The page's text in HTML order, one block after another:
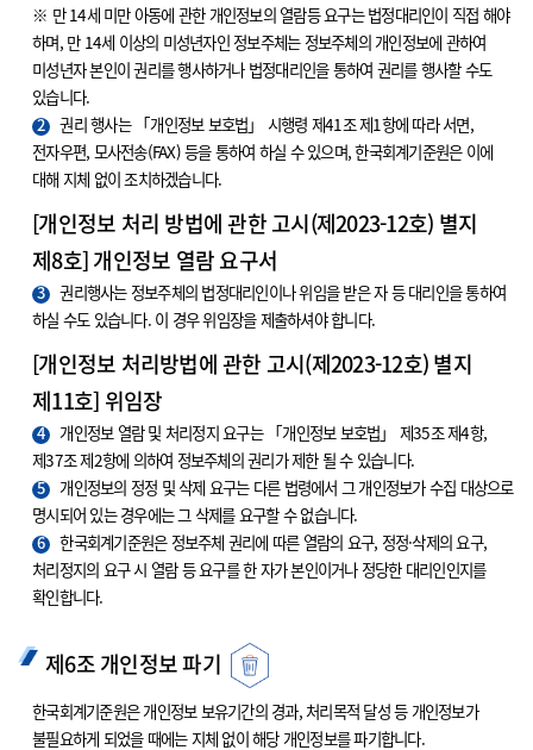
※ 만 14세 미만 아동에 관한 개인정보의 열람등 요구는 법정대리인이 직접 해야
하며, 만 14세 이상의 미성년자인 정보주체는 정보주체의 개인정보에 관하여
미성년자 본인이 권리를 행사하거나 법정대리인을 통하여 권리를 행사할 수도
있습니다.
2
권리 행사는 「개인정보 보호법」 시행령 제41조 제1항에 따라 서면,
전자우편, 모사전송(FAX) 등을 통하여 하실 수 있으며, 한국회계기준원은 이에
대해 지체 없이 조치하겠습니다.
[개인정보 처리 방법에 관한 고시(제2023-12호) 별지
제8호] 개인정보 열람 요구서
3
권리행사는 정보주체의 법정대리인이나 위임을 받은 자 등 대리인을 통하여
하실 수도 있습니다. 이 경우 위임장을 제출하셔야 합니다.
[개인정보 처리방법에 관한 고시(제2023-12호) 별지
제11호] 위임장
4
개인정보 열람 및 처리정지 요구는 「개인정보 보호법」 제35조 제4항,
제37조 제2항에 의하여 정보주체의 권리가 제한 될 수 있습니다.
5
개인정보의 정정 및 삭제 요구는 다른 법령에서 그 개인정보가 수집 대상으로
명시되어 있는 경우에는 그 삭제를 요구할 수 없습니다.
6
한국회계기준원은 정보주체 권리에 따른 열람의 요구, 정정·삭제의 요구,
처리정지의 요구 시 열람 등 요구를 한 자가 본인이거나 정당한 대리인인지를
확인합니다.
제6조 개인정보 파기
한국회계기준원은 개인정보 보유기간의 경과, 처리목적 달성 등 개인정보가
불필요하게 되었을 때에는 지체 없이 해당 개인정보를 파기합니다.